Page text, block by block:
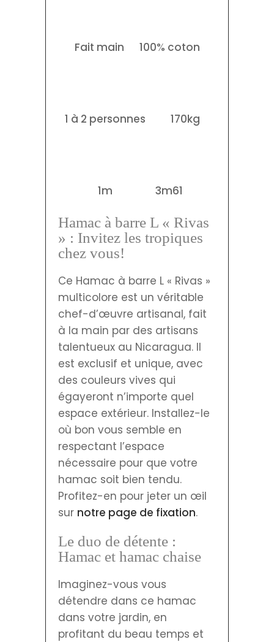
Fait main 100% coton
1 à 2 personnes 170kg
1m 3m61
Hamac à barre L « Rivas
» : Invitez les tropiques
chez vous!
Ce Hamac à barre L « Rivas »
multicolore est un véritable
chef-d’œuvre artisanal, fait
à la main par des artisans
talentueux au Nicaragua. Il
est exclusif et unique, avec
des couleurs vives qui
égayeront n’importe quel
espace extérieur. Installez-le
où bon vous semble en
respectant l’espace
nécessaire pour que votre
hamac soit bien tendu.
Profitez-en pour jeter un œil
sur notre page de fixation.
Le duo de détente :
Hamac et hamac chaise
Imaginez-vous vous
détendre dans ce hamac
dans votre jardin, en
profitant du beau temps et